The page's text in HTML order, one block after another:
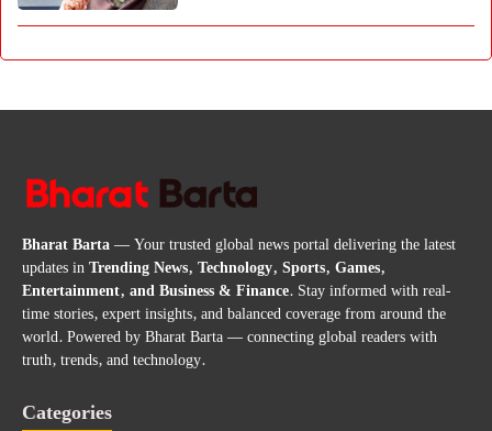
Bharat Barta— Your trusted global news portal delivering the latest
updates inTrending News, Technology, Sports, Games,
Entertainment, and Business & Finance. Stay informed with real-
time stories, expert insights, and balanced coverage from around the
world. Powered by Bharat Barta — connecting global readers with
truth, trends, and technology.
Categories